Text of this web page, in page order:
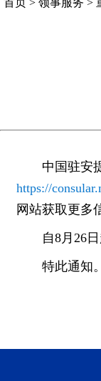
首页 > 领事服务 >
中国驻安
https://
网站获取更多
自8月26
特此通知。